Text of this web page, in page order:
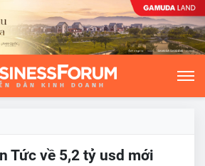
Tức về 5,2 tỷ usd mới